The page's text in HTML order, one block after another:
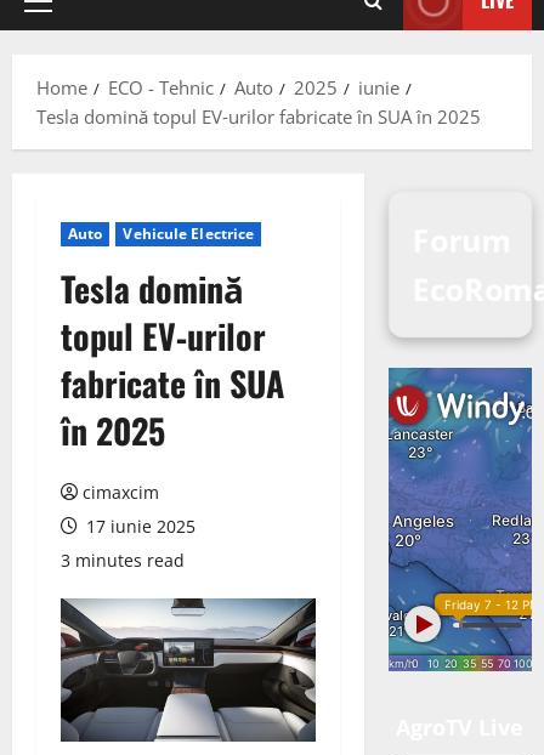
Primary
Home ECO - Tehnic Auto 2025
iunie
Tesla domină topul EV‑urilor fabricate în SUA în 2025
Auto Vehicule Electrice
Tesla domină
topul EV‑urilor
fabricate în SUA
în 2025
cimaxcim
17 iunie 2025
3 minutes read